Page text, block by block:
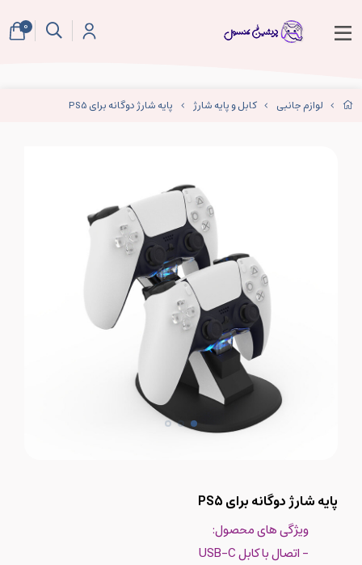
لوازم جانبی کابل و پایه شارژ پایه شارژ دوگانه برای PS5
پایه شارژ دوگانه برای PS5
ویژگی های محصول:
- اتصال با کابل USB-C
0